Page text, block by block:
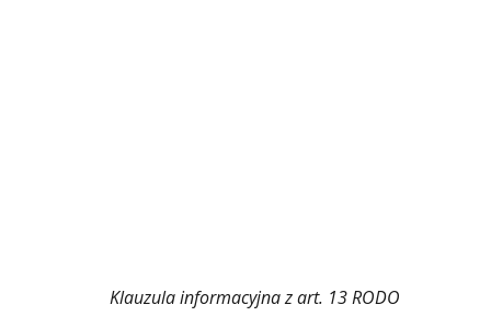
Klauzula informacyjna z art. 13 RODO